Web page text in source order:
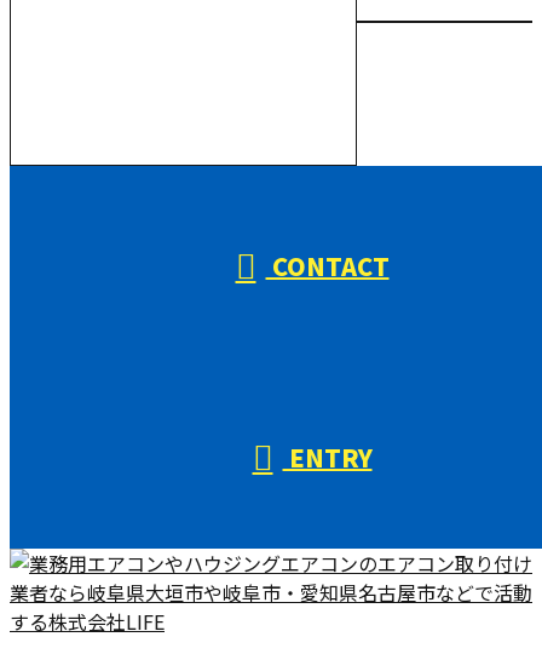
CONTACT
ENTRY